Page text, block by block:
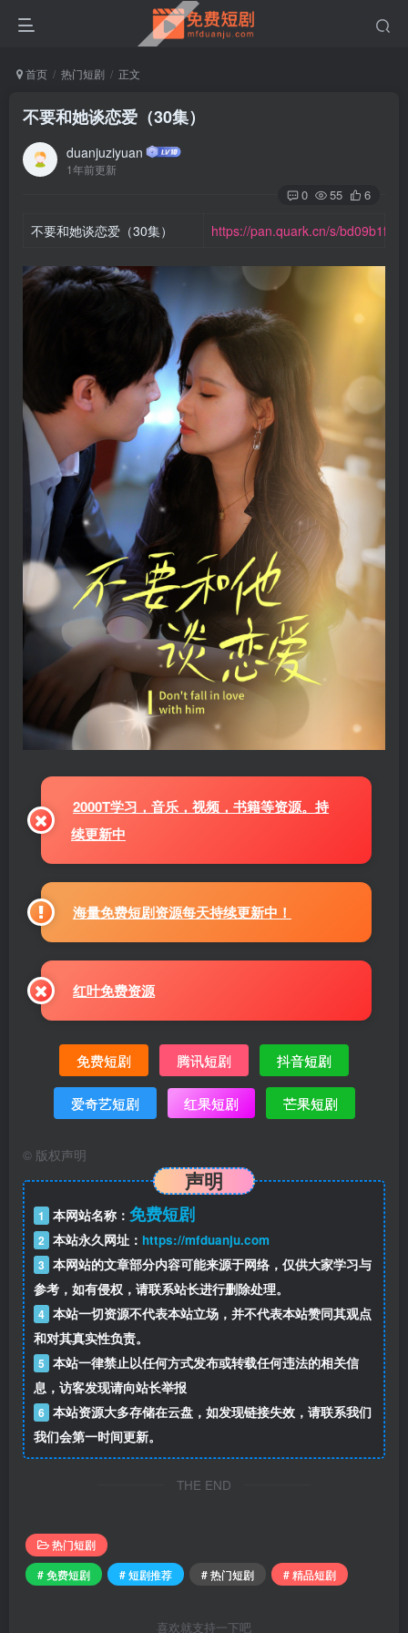
首页 热门短剧 正文
不要和她谈恋爱（30集）
duanjuziyuan
1年前更新
0 55 6
不要和她谈恋爱（30集） https://pan.quark.cn/s/
2000T学习，音乐，视频，书籍等资源。持
续更新中
海量免费短剧资源每天持续更新中！
红叶免费资源
免费短剧 腾讯短剧 抖音短剧
爱奇艺短剧 红果短剧 芒果短剧
© 版权声明
声明
1 本网站名称： 免费短剧
2 本站永久网址： https://mfduanju.com
3 本网站的文章部分内容可能来源于网络，仅供大家学习与
参考，如有侵权，请联系站长进行删除处理。
4 本站一切资源不代表本站立场，并不代表本站赞同其观点
和对其真实性负责。
5 本站一律禁止以任何方式发布或转载任何违法的相关信
息，访客发现请向站长举报
6 本站资源大多存储在云盘，如发现链接失效，请联系我们
我们会第一时间更新。
THE END
热门短剧
# 免费短剧
# 短剧推荐 # 热门短剧 # 精品短剧
喜欢就支持一下吧